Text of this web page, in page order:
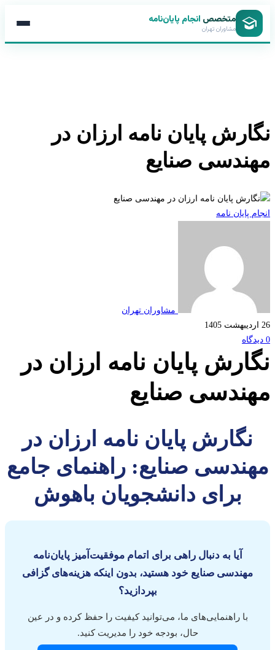
متخصصانجام پایان‌نامه
مشاوران تهران
پایان نامه ارزان در
صنایع
پایان نامه
مشاوران تهران
پایان نامه ارزان در
صنایع
نگارش پایان نامه ارزان در
صنایع: راهنمای جامع
برای دانشجویان باهوش
آیا به دنبال راهی برای اتمام موفقیت‌آمیز پایان‌نامه
مهندسی صنایع خود هستید، بدون اینکه هزینه‌های گزافی
بپردازید؟
با راهنمایی‌های ما، می‌توانید کیفیت را حفظ کرده و در عین
حال، بودجه خود را مدیریت کنید.